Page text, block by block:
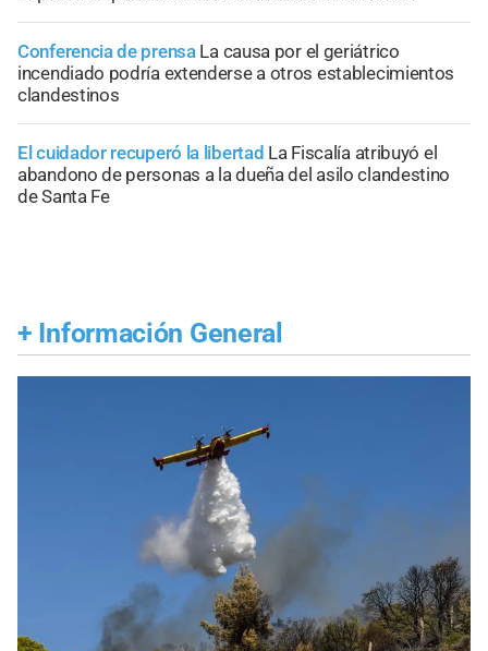
Conferencia de prensa La causa por el geriátrico
incendiado podría extenderse a otros establecimientos
clandestinos
El cuidador recuperó la libertad La Fiscalía atribuyó el
abandono de personas a la dueña del asilo clandestino
de Santa Fe
+ Información General